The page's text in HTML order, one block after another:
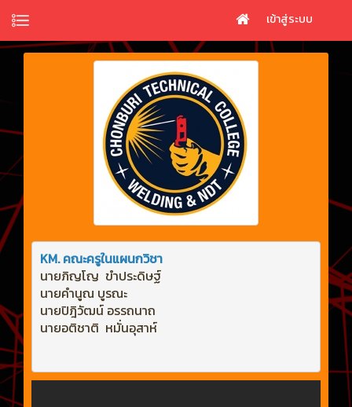
เข้าสู่ระบบ
KM. คณะครูในแผนกวิชา
นายภิญโญ  ขำประดิษฐ์
นายคำนูณ บูรณะ
นายปิฎิวัฒน์ อรรถนาถ
นายอติชาติ  หมั่นอุสาห์